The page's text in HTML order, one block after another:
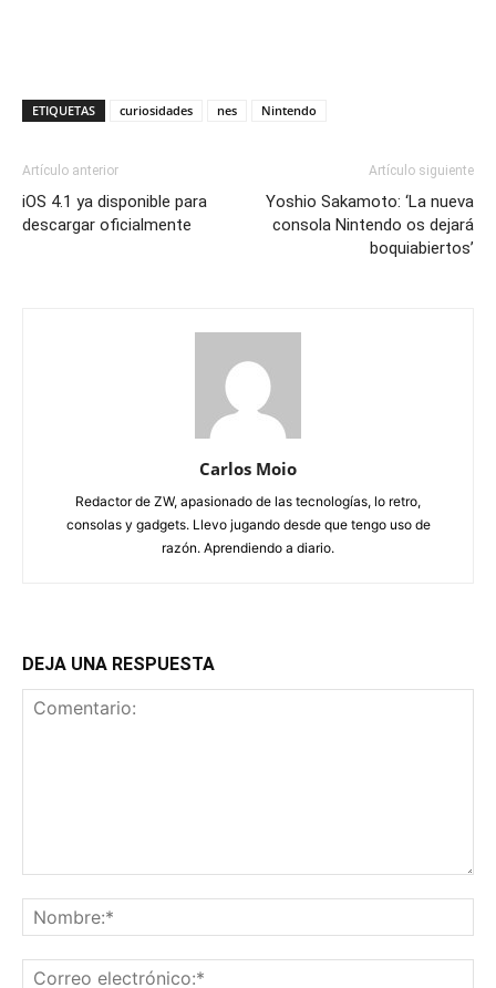
ETIQUETAS curiosidades nes Nintendo
Artículo anterior
iOS 4.1 ya disponible para
descargar oficialmente
Artículo siguiente
Yoshio Sakamoto: ‘La nueva
consola Nintendo os dejará
boquiabiertos’
Carlos Moio
Redactor de ZW, apasionado de las tecnologías, lo retro,
consolas y gadgets. Llevo jugando desde que tengo uso de
razón. Aprendiendo a diario.
DEJA UNA RESPUESTA